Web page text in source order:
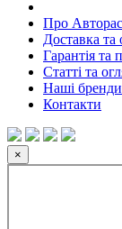
Про
Доставка та
Гарантія та
Статті та
Наші бренди
Контакти
×